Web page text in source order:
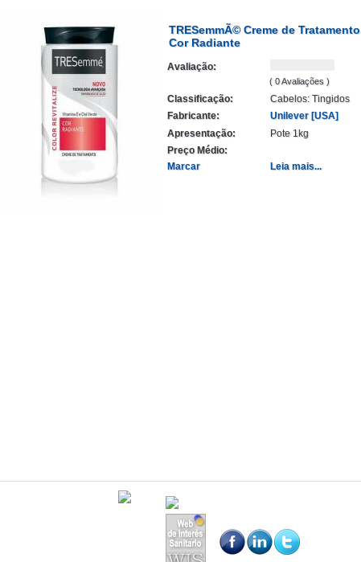
TRESemmÃ© Creme de Tratamento
Cor Radiante
Avaliação:
( 0 Avaliações )
Classificação:
Cabelos: Tingidos
Fabricante:
Unilever [USA]
Apresentação:
Pote 1kg
Preço Médio:
Marcar
Leia mais...